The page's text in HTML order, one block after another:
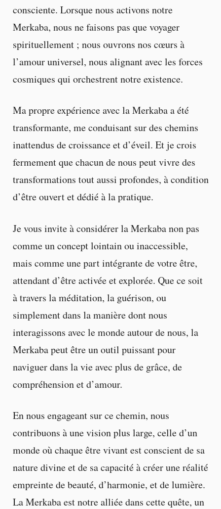
consciente. Lorsque nous activons notre
Merkaba, nous ne faisons pas que voyager
spirituellement ; nous ouvrons nos cœurs à
l’amour universel, nous alignant avec les forces
cosmiques qui orchestrent notre existence.
Ma propre expérience avec la Merkaba a été
transformante, me conduisant sur des chemins
inattendus de croissance et d’éveil. Et je crois
fermement que chacun de nous peut vivre des
transformations tout aussi profondes, à condition
d’être ouvert et dédié à la pratique.
Je vous invite à considérer la Merkaba non pas
comme un concept lointain ou inaccessible,
mais comme une part intégrante de votre être,
attendant d’être activée et explorée. Que ce soit
à travers la méditation, la guérison, ou
simplement dans la manière dont nous
interagissons avec le monde autour de nous, la
Merkaba peut être un outil puissant pour
naviguer dans la vie avec plus de grâce, de
compréhension et d’amour.
En nous engageant sur ce chemin, nous
contribuons à une vision plus large, celle d’un
monde où chaque être vivant est conscient de sa
nature divine et de sa capacité à créer une réalité
empreinte de beauté, d’harmonie, et de lumière.
La Merkaba est notre alliée dans cette quête, un